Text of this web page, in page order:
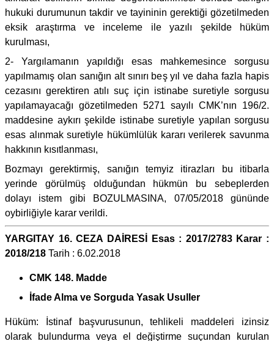
hukuki durumunun takdir ve tayininin gerektiği gözetilmeden
eksik araştırma ve inceleme ile yazılı şekilde hüküm
kurulması,
2- Yargılamanın yapıldığı esas mahkemesince sorgusu
yapılmamış olan sanığın alt sınırı beş yıl ve daha fazla hapis
cezasını gerektiren atılı suç için istinabe suretiyle sorgusu
yapılamayacağı gözetilmeden 5271 sayılı CMK’nın 196/2.
maddesine aykırı şekilde istinabe suretiyle yapılan sorgusu
esas alınmak suretiyle hükümlülük kararı verilerek savunma
hakkının kısıtlanması,
Bozmayı gerektirmiş, sanığın temyiz itirazları bu itibarla
yerinde görülmüş olduğundan hükmün bu sebeplerden
dolayı istem gibi BOZULMASINA, 07/05/2018 gününde
oybirliğiyle karar verildi.
YARGITAY 16. CEZA DAİRESİ Esas : 2017/2783 Karar :
2018/218 Tarih : 6.02.2018
CMK 148. Madde
İfade Alma ve Sorguda Yasak Usuller
Hüküm: İstinaf başvurusunun, tehlikeli maddeleri izinsiz
olarak bulundurma veya el değiştirme suçundan kurulan